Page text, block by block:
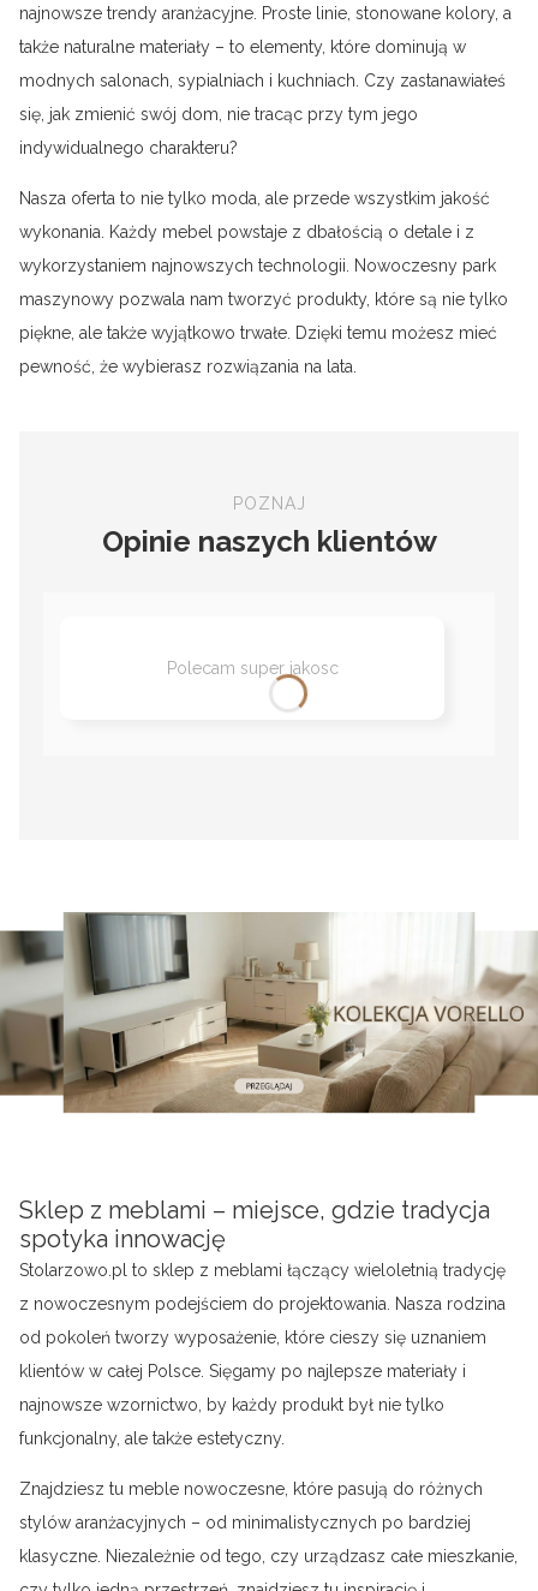
najnowsze trendy aranżacyjne. Proste linie, stonowane kolory, a
także naturalne materiały – to elementy, które dominują w
modnych salonach, sypialniach i kuchniach. Czy zastanawiałeś
się, jak zmienić swój dom, nie tracąc przy tym jego
indywidualnego charakteru?
Nasza oferta to nie tylko moda, ale przede wszystkim jakość
wykonania. Każdy mebel powstaje z dbałością o detale i z
wykorzystaniem najnowszych technologii. Nowoczesny park
maszynowy pozwala nam tworzyć produkty, które są nie tylko
piękne, ale także wyjątkowo trwałe. Dzięki temu możesz mieć
pewność, że wybierasz rozwiązania na lata.
POZNAJ
Opinie naszych klientów
Polecam super jakosc
Sklep z meblami – miejsce, gdzie tradycja
spotyka innowację
Stolarzowo.pl to sklep z meblami łączący wieloletnią tradycję
z nowoczesnym podejściem do projektowania. Nasza rodzina
od pokoleń tworzy wyposażenie, które cieszy się uznaniem
klientów w całej Polsce. Sięgamy po najlepsze materiały i
najnowsze wzornictwo, by każdy produkt był nie tylko
funkcjonalny, ale także estetyczny.
Znajdziesz tu meble nowoczesne, które pasują do różnych
stylów aranżacyjnych – od minimalistycznych po bardziej
klasyczne. Niezależnie od tego, czy urządzasz całe mieszkanie,